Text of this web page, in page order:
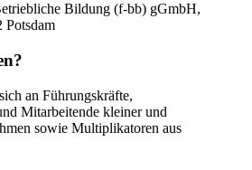
Bildung (f-bb) gGmbH,
Potsdam
an Führungskräfte,
Mitarbeitende kleiner und
sowie Multiplikatoren aus